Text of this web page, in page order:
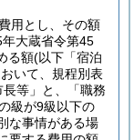
用とし、その額
大蔵省令第45
る額(以下「宿泊
いて、規程別表
等」と、「職務
級が9級以下の
な事情がある場